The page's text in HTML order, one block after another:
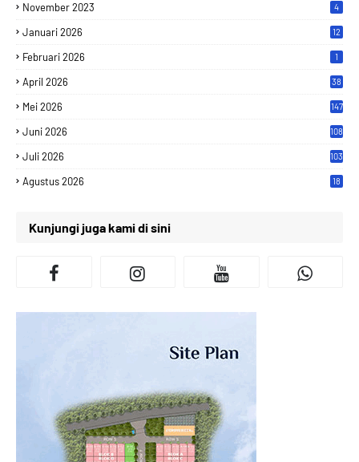
November 2023 4
Januari 2026 12
Februari 2026 1
April 2026 38
Mei 2026 147
Juni 2026 108
Juli 2026 103
Agustus 2026 18
Kunjungi juga kami di sini